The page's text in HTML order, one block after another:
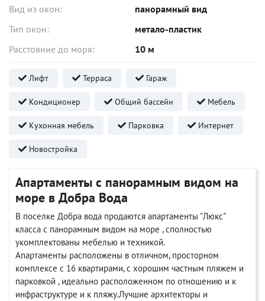
Вид из окон:
панорамный вид
Тип окон:
метало-пластик
Расстояние до моря:
10 м
Лифт Терраса Гараж
Кондиционер Общий бассейн Мебель
Кухонная мебель Парковка Интернет
Новостройка
Апартаменты с панорамным видом на
море в Добра Вода
В поселке Добра вода продаются апартаменты "Люкс"
класса с панорамным видом на море , сполностью
укомплектованы мебелью и техникой.
Апартаменты расположены в отличном, просторном
комплексе с 16 квартирами, с хорошим частным пляжем и
парковкой , идеально расположенном по отношению и к
инфраструктуре и к пляжу.Лучшие архитекторы и